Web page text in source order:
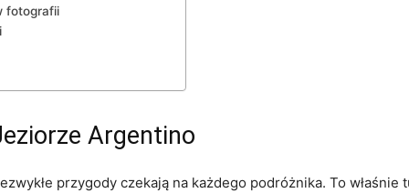
fotografii
‌Argentino
przygody czekają na każdego podróżnika. To